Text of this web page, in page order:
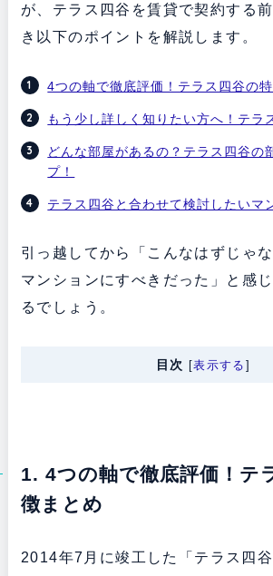
が、テラス四谷を賃貸で契約する
き以下のポイントを解説します。
4つの軸で徹底評価！テラス四谷の
もう少し詳しく知りたい方へ！テラ
どんな部屋があるの？テラス四谷の
プ！
テラス四谷と合わせて検討したいマ
引っ越してから「こんなはずじゃ
マンションにすべきだった」と感
るでしょう。
目次 [表示する
1. 4つの軸で徹底評価！テ
徴まとめ
2014年7月に竣工した「テラス四